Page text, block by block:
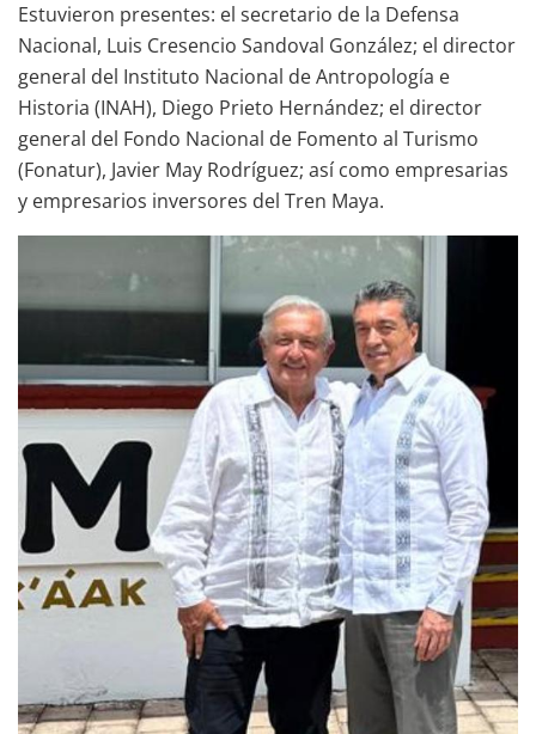
Estuvieron presentes: el secretario de la Defensa
Nacional, Luis Cresencio Sandoval González; el director
general del Instituto Nacional de Antropología e
Historia (INAH), Diego Prieto Hernández; el director
general del Fondo Nacional de Fomento al Turismo
(Fonatur), Javier May Rodríguez; así como empresarias
y empresarios inversores del Tren Maya.